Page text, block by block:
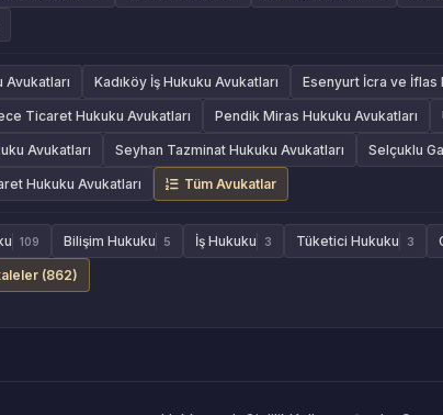
Avukatları Kadıköy İş Hukuku Avukatları Esenyurt İcra ve İflas
Ticaret Hukuku Avukatları Pendik Miras Hukuku Avukatları
Avukatları Seyhan Tazminat Hukuku Avukatları Selçuklu
Hukuku Avukatları Tüm Avukatlar
109 Bilişim Hukuku 5 İş Hukuku 3 Tüketici Hukuku 3
(862)